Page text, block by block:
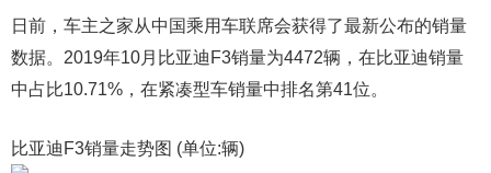
日前，车主之家从中国乘用车联席会获得了最新公布的销量
数据。2019年10月比亚迪F3销量为4472辆，在比亚迪销量
中占比10.71%，在紧凑型车销量中排名第41位。
比亚迪F3销量走势图 (单位:辆)